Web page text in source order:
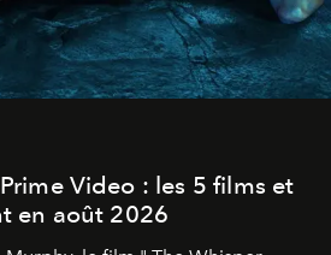
Video : les 5 films et
en août 2026